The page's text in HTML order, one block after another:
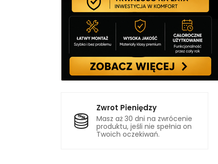
Zwrot Pieniędzy
Masz aż 30 dni na zwrócenie
produktu, jeśli nie spełnia on
Twoich oczekiwań.